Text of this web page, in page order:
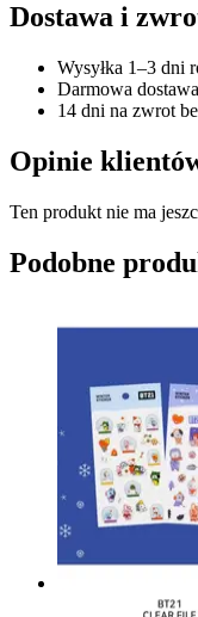
Dostawa i
Wysyłka 1–3 dni
Darmowa
14 dni na zwrot
Opinie
Ten produkt nie ma
Podobne